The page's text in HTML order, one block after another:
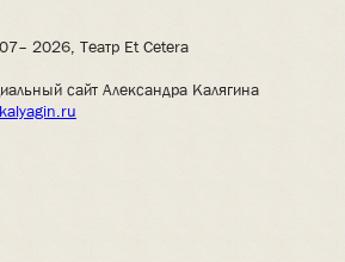
2026, Театр Et Cetera
сайт Александра Калягина